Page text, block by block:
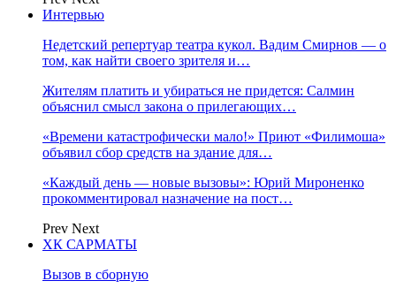
Интервью
Недетский репертуар театра кукол. Вадим Смирнов — о
том, как найти своего зрителя и…
Жителям платить и убираться не придется: Салмин
объяснил смысл закона о прилегающих…
«Времени катастрофически мало!» Приют «Филимоша»
объявил сбор средств на здание для…
«Каждый день — новые вызовы»: Юрий Мироненко
прокомментировал назначение на пост…
Prev Next
ХК САРМАТЫ
Вызов в сборную